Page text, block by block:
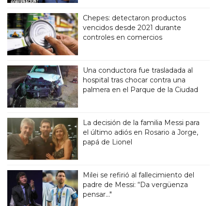
Chepes: detectaron productos
vencidos desde 2021 durante
controles en comercios
Una conductora fue trasladada al
hospital tras chocar contra una
palmera en el Parque de la Ciudad
La decisión de la familia Messi para
el último adiós en Rosario a Jorge,
papá de Lionel
Milei se refirió al fallecimiento del
padre de Messi: “Da vergüenza
pensar..."